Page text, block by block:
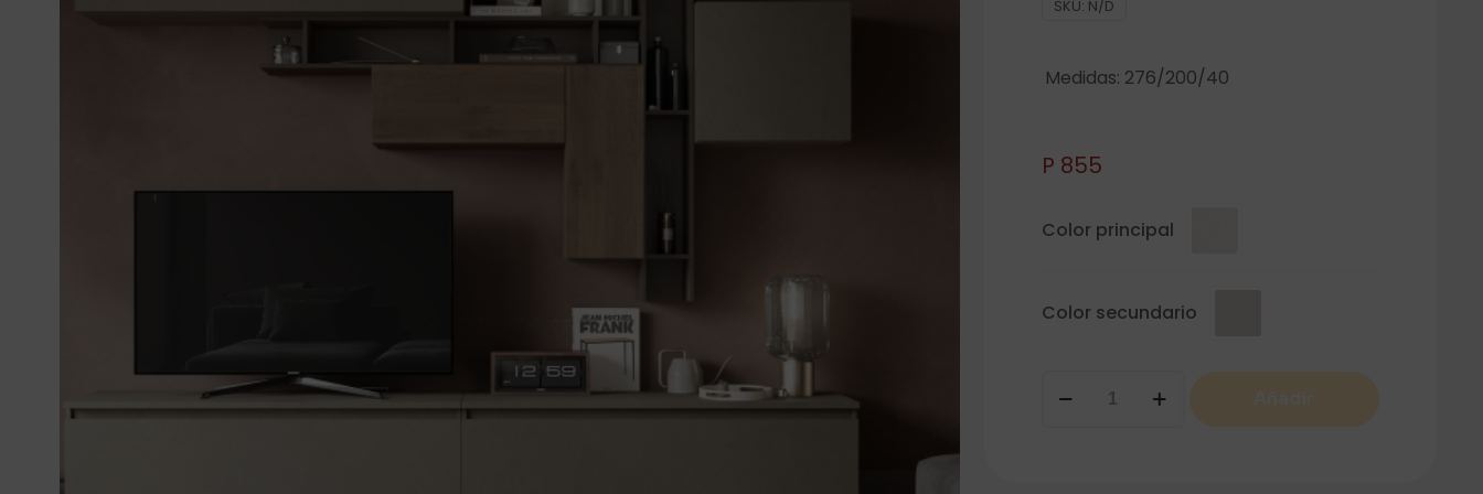
SKU: N/D
Medidas: 276/200/40
P 855
Color principal
Color secundario
05